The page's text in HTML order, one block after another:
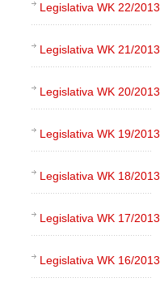
Legislativa WK 22/2013
Legislativa WK 21/2013
Legislativa WK 20/2013
Legislativa WK 19/2013
Legislativa WK 18/2013
Legislativa WK 17/2013
Legislativa WK 16/2013